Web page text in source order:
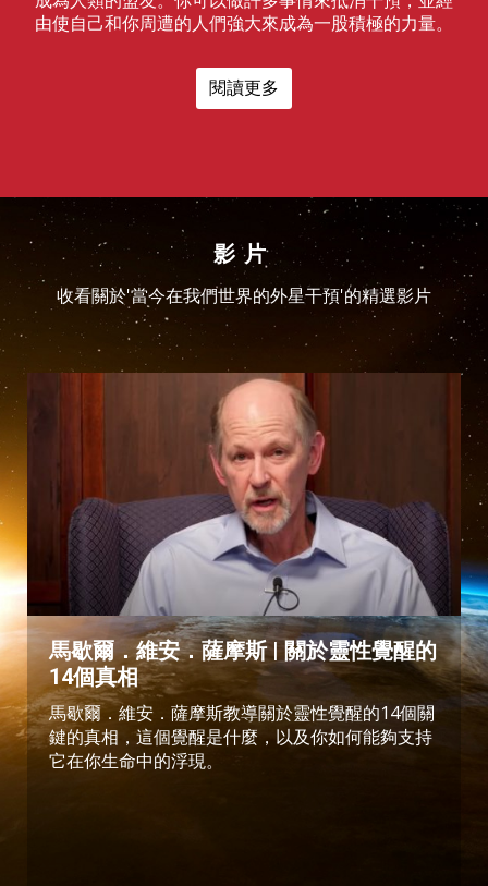
由使自己和你周遭的人們強大來成為一股積極的力量。
閱讀更多
影片
收看關於'當今在我們世界的外星干預'的精選影片
馬歇爾．維安．薩摩斯 | 關於靈性覺醒的
14個真相
馬歇爾．維安．薩摩斯教導關於靈性覺醒的14個關
鍵的真相，這個覺醒是什麼，以及你如何能夠支持
它在你生命中的浮現。